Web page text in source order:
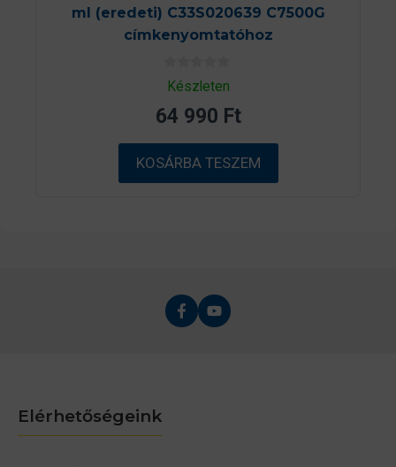
ml (eredeti) C33S020639 C7500G
címkenyomtatóhoz
0
a
5
b
ő
l
Készleten
64 990 Ft
KOSÁRBA TESZEM
Elérhetőségeink